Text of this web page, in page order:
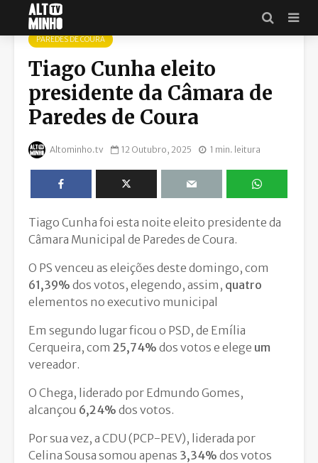
PAREDES DE COURA
Tiago Cunha eleito
presidente da Câmara de
Paredes de Coura
Altominho.tv 12 Outubro, 2025 1 min. leitura
Tiago Cunha foi esta noite eleito presidente da
Câmara Municipal de Paredes de Coura.
O PS venceu as eleições deste domingo, com
61,39% dos votos, elegendo, assim, quatro
elementos no executivo municipal
Em segundo lugar ficou o PSD, de Emília
Cerqueira, com 25,74% dos votos e elege um
vereador.
O Chega, liderado por Edmundo Gomes,
alcançou 6,24% dos votos.
Por sua vez, a CDU (PCP-PEV), liderada por
Celina Sousa somou apenas 3,34% dos votos